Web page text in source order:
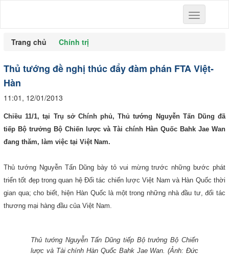
Toggle
navigation
Trang chủ
Chính trị
Thủ tướng đề nghị thúc đẩy đàm phán FTA Việt-
Hàn
11:01, 12/01/2013
Chiều 11/1, tại Trụ sở Chính phủ, Thủ tướng Nguyễn Tấn Dũng đã
tiếp Bộ trưởng Bộ Chiến lược và Tài chính Hàn Quốc Bahk Jae Wan
đang thăm, làm việc tại Việt Nam.
Thủ tướng Nguyễn Tấn Dũng bày tỏ vui mừng trước những bước phát
triển tốt đẹp trong quan hệ Đối tác chiến lược Việt Nam và Hàn Quốc thời
gian qua; cho biết, hiện Hàn Quốc là một trong những nhà đầu tư, đối tác
thương mại hàng đầu của Việt Nam.
Thủ tướng Nguyễn Tấn Dũng tiếp Bộ trưởng Bộ Chiến
lược và Tài chính Hàn Quốc Bahk Jae Wan. (Ảnh: Đức